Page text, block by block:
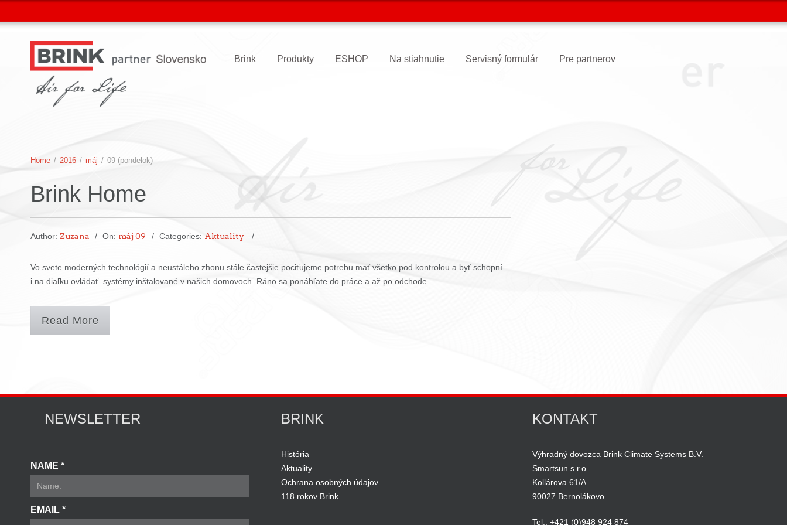
Brink Produkty ESHOP Na stiahnutie Servisný formulár Pre partnerov
Home / 2016 / máj / 09 (pondelok)
Brink Home
Author: Zuzana On: máj 09 Categories: Aktuality
Vo svete moderných technológií a neustáleho zhonu stále častejšie pociťujeme potrebu mať všetko pod kontrolou a byť schopní
i na diaľku ovládať systémy inštalované v našich domovoch. Ráno sa ponáhľate do práce a až po odchode...
Read More
NEWSLETTER
NAME *
EMAIL *
BRINK
História
Aktuality
Ochrana osobných údajov
118 rokov Brink
KONTAKT
Výhradný dovozca Brink Climate Systems B.V.
Smartsun s.r.o.
Kollárova 61/A
90027 Bernolákovo
Tel.: +421 (0)948 924 874